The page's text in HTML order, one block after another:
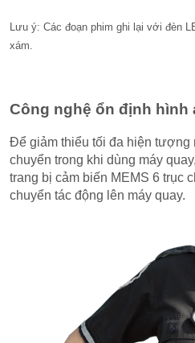
Lưu ý: Các đoạn phim ghi lại với đèn
xám.
Công nghệ ổn định hình
Để giảm thiểu tối đa hiện
chuyển trong khi dùng máy
trang bị cảm biến MEMS 6 trục
chuyển tác động lên máy quay.